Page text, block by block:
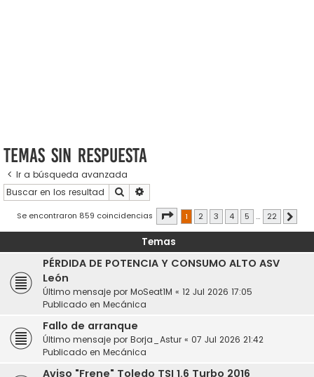
Temas sin respuesta
Ir a búsqueda avanzada
Buscar
Se encontraron 859 coincidencias Página de 22
1 2 3 4 5 … 22
Temas
PÉRDIDA DE POTENCIA Y CONSUMO ALTO ASV
León
Último mensaje por MoSeat1M « 12 Jul 2026 17:05
Publicado en Mecánica
Fallo de arranque
Último mensaje por Borja_Astur « 07 Jul 2026 21:42
Publicado en Mecánica
Aviso "Frene" Toledo TSI 1.6 Turbo 2016